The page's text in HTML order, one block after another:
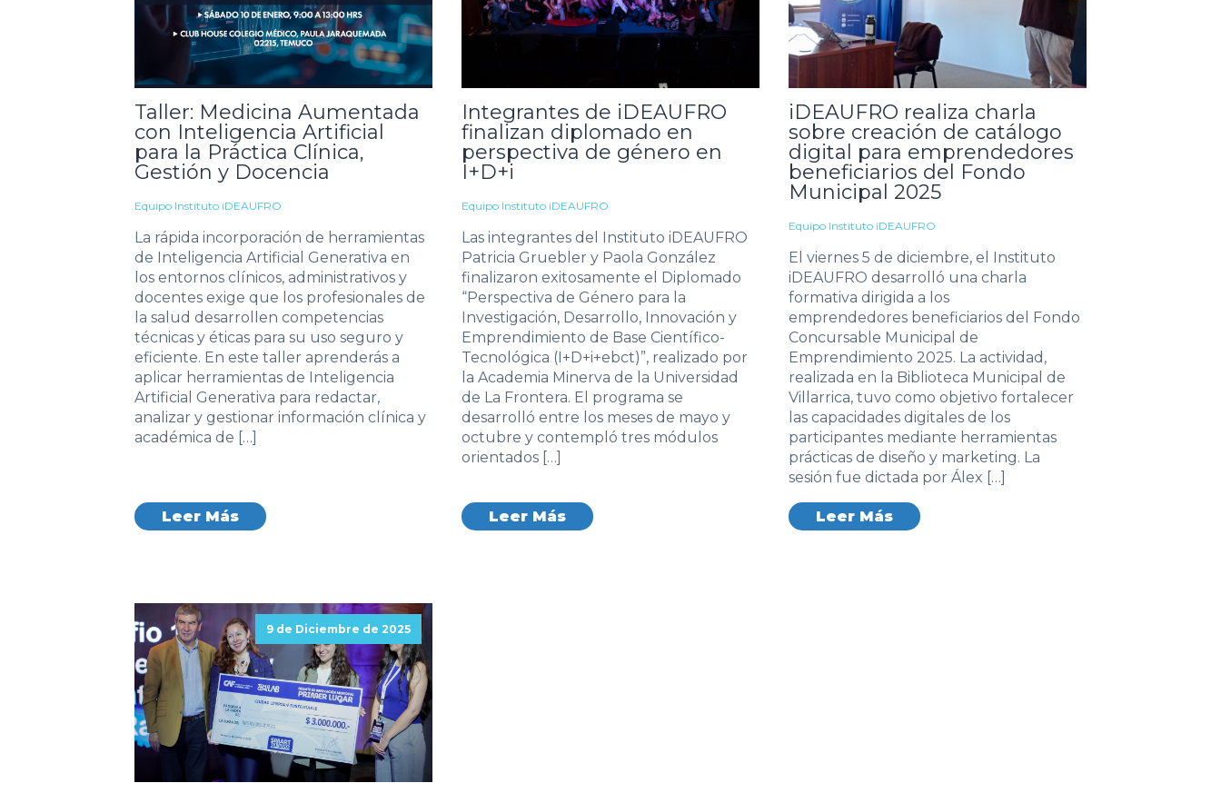
Taller: Medicina Aumentada
con Inteligencia Artificial
para la Práctica Clínica,
Gestión y Docencia
Equipo Instituto iDEAUFRO
La rápida incorporación de herramientas
de Inteligencia Artificial Generativa en
los entornos clínicos, administrativos y
docentes exige que los profesionales de
la salud desarrollen competencias
técnicas y éticas para su uso seguro y
eficiente. En este taller aprenderás a
aplicar herramientas de Inteligencia
Artificial Generativa para redactar,
analizar y gestionar información clínica y
académica de […]
Leer Más
Integrantes de iDEAUFRO
finalizan diplomado en
perspectiva de género en
I+D+i
Equipo Instituto iDEAUFRO
Las integrantes del Instituto iDEAUFRO
Patricia Gruebler y Paola González
finalizaron exitosamente el Diplomado
“Perspectiva de Género para la
Investigación, Desarrollo, Innovación y
Emprendimiento de Base Científico-
Tecnológica (I+D+i+ebct)”, realizado por
la Academia Minerva de la Universidad
de La Frontera. El programa se
desarrolló entre los meses de mayo y
octubre y contempló tres módulos
orientados […]
Leer Más
iDEAUFRO realiza charla
sobre creación de catálogo
digital para emprendedores
beneficiarios del Fondo
Municipal 2025
Equipo Instituto iDEAUFRO
El viernes 5 de diciembre, el Instituto
iDEAUFRO desarrolló una charla
formativa dirigida a los
emprendedores beneficiarios del Fondo
Concursable Municipal de
Emprendimiento 2025. La actividad,
realizada en la Biblioteca Municipal de
Villarrica, tuvo como objetivo fortalecer
las capacidades digitales de los
participantes mediante herramientas
prácticas de diseño y marketing. La
sesión fue dictada por Álex […]
Leer Más
9 de Diciembre de 2025